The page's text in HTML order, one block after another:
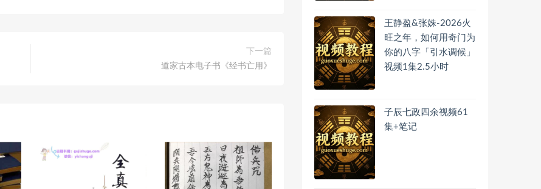
下一篇
道家古本电子书《经书亡用》
王静盈&张姝-2026火
旺之年，如何用奇门为
你的八字「引水调候」
视频1集2.5小时
子辰七政四余视频61
集+笔记